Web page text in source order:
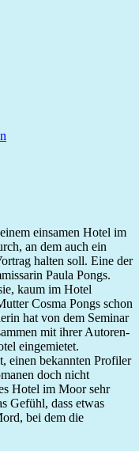
einsamen Hotel im
an dem auch ein
halten soll. Eine der
Paula Pongs.
kaum im Hotel
Cosma Pongs schon
hat von dem Seminar
mit ihrer Autoren-
eingemietet.
einen bekannten Profiler
doch nicht
Hotel im Moor sehr
Gefühl, dass etwas
bei dem die